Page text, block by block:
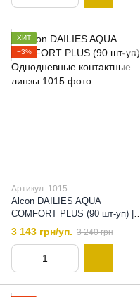
ХИТ
−3%
Артикул: 1015
Alcon DAILIES AQUA
COMFORT PLUS (90 шт-уп) |
Однодневные контактные
линзы , 8,7
3 143 грн/уп. 3 240 грн